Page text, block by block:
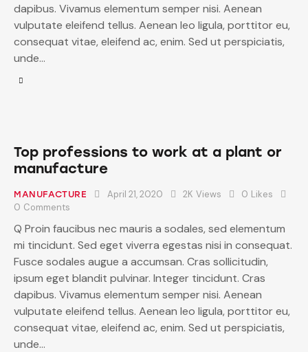
dapibus. Vivamus elementum semper nisi. Aenean
vulputate eleifend tellus. Aenean leo ligula, porttitor eu,
consequat vitae, eleifend ac, enim. Sed ut perspiciatis,
unde…
Top professions to work at a plant or
manufacture
MANUFACTURE April 21, 2020 2K Views 0 Likes
0 Comments
Q Proin faucibus nec mauris a sodales, sed elementum
mi tincidunt. Sed eget viverra egestas nisi in consequat.
Fusce sodales augue a accumsan. Cras sollicitudin,
ipsum eget blandit pulvinar. Integer tincidunt. Cras
dapibus. Vivamus elementum semper nisi. Aenean
vulputate eleifend tellus. Aenean leo ligula, porttitor eu,
consequat vitae, eleifend ac, enim. Sed ut perspiciatis,
unde…